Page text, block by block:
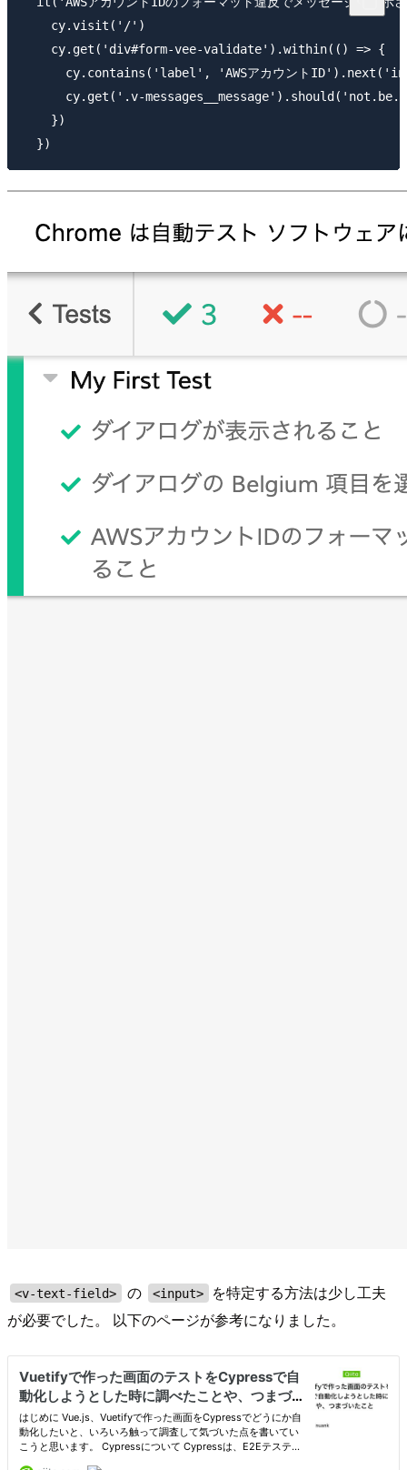
    cy.visit('/')
    cy.get('div#form-vee-validate').within(() => {
cy.contains('label', 'AWSアカウント
cy.get('.v-
    })
<v-text-field> の <input>
を特定する方法は少し工夫
が必要でした。 以下のページが参考になりました。